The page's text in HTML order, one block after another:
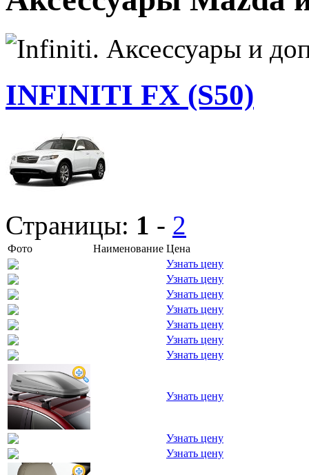
INFINITI FX (S50)
Страницы: 1 - 2
Фото Наименование Цена
Узнать цену
Узнать цену
Узнать цену
Узнать цену
Узнать цену
Узнать цену
Узнать цену
Узнать цену
Узнать цену
Узнать цену